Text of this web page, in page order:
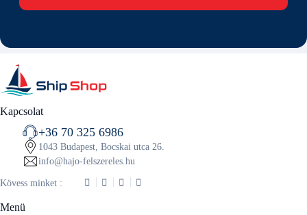
Kapcsolat
+36 70 325 6986
1043 Budapest, Bocskai utca 26.
info@hajo-felszereles.hu
Kövess minket :
Menü